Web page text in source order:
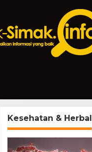
Kesehatan & Herbal